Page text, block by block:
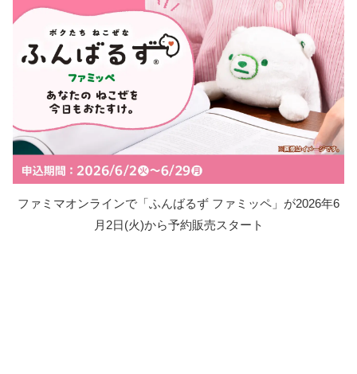
ファミマオンラインで「ふんばるず ファミッペ」が2026年6
月2日(火)から予約販売スタート